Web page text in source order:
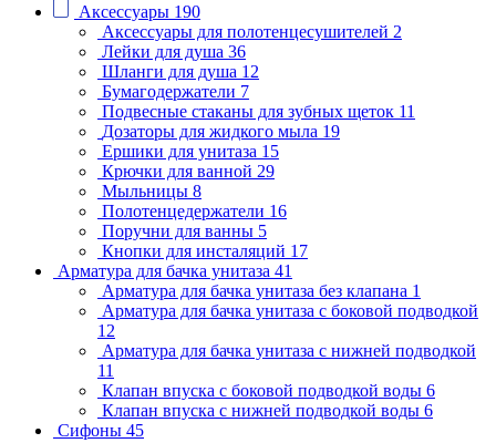
Аксессуары 190
Аксессуары для полотенцесушителей 2
Лейки для душа 36
Шланги для душа 12
Бумагодержатели 7
Подвесные стаканы для зубных щеток 11
Дозаторы для жидкого мыла 19
Ершики для унитаза 15
Крючки для ванной 29
Мыльницы 8
Полотенцедержатели 16
Поручни для ванны 5
Кнопки для инсталяций 17
Арматура для бачка унитаза 41
Арматура для бачка унитаза без клапана 1
Арматура для бачка унитаза с боковой подводкой
12
Арматура для бачка унитаза с нижней подводкой
11
Клапан впуска с боковой подводкой воды 6
Клапан впуска с нижней подводкой воды 6
Сифоны 45